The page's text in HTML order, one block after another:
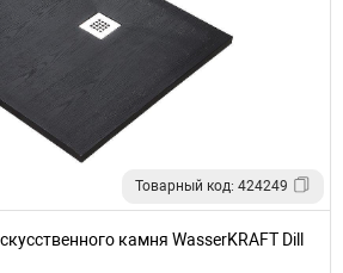
Товарный код: 424249
камня WasserKRAFT Dill